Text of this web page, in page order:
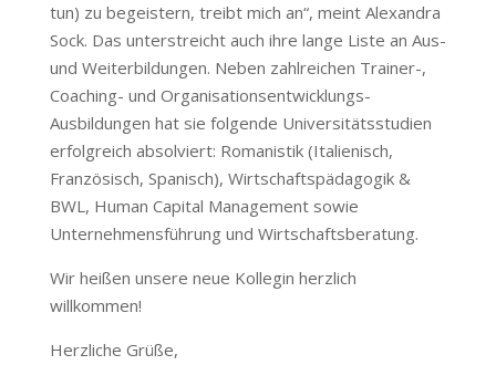
tun) zu begeistern, treibt mich an“, meint Alexandra
Sock. Das unterstreicht auch ihre lange Liste an Aus-
und Weiterbildungen. Neben zahlreichen Trainer-,
Coaching- und Organisationsentwicklungs-
Ausbildungen hat sie folgende Universitätsstudien
erfolgreich absolviert: Romanistik (Italienisch,
Französisch, Spanisch), Wirtschaftspädagogik &
BWL, Human Capital Management sowie
Unternehmensführung und Wirtschaftsberatung.
Wir heißen unsere neue Kollegin herzlich
willkommen!
Herzliche Grüße,